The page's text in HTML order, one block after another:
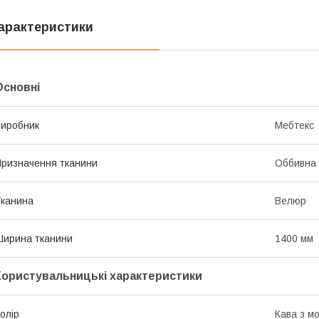
Мебтекс
тканини Оббивна
Велюр
тканини 1400 мм
характеристики
Кава з